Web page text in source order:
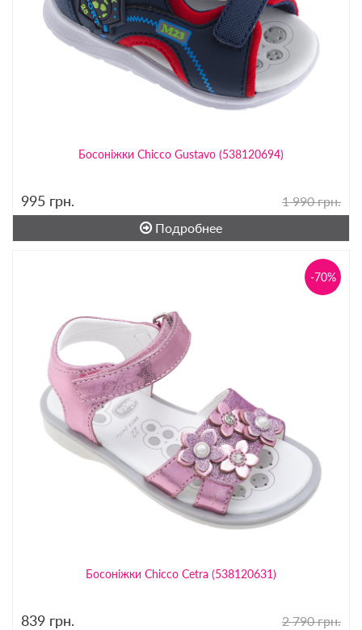
Босоніжки Chicco Gustavo (538120694)
995 грн.
1 990 грн.
Подробнее
Босоніжки Chicco Cetra (538120631)
-70%
839 грн.
2 790 грн.